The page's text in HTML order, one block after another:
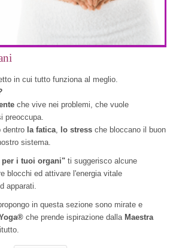
in cui tutto funziona al meglio.
che vive nei problemi, che vuole
preoccupa.
dentro la fatica, lo stress che bloccano il buon
sistema.
per i tuoi organi" ti suggerisco alcune
blocchi ed attivare l'energia vitale
apparati.
in questa sezione sono mirate e
che prende ispirazione dalla Maestra